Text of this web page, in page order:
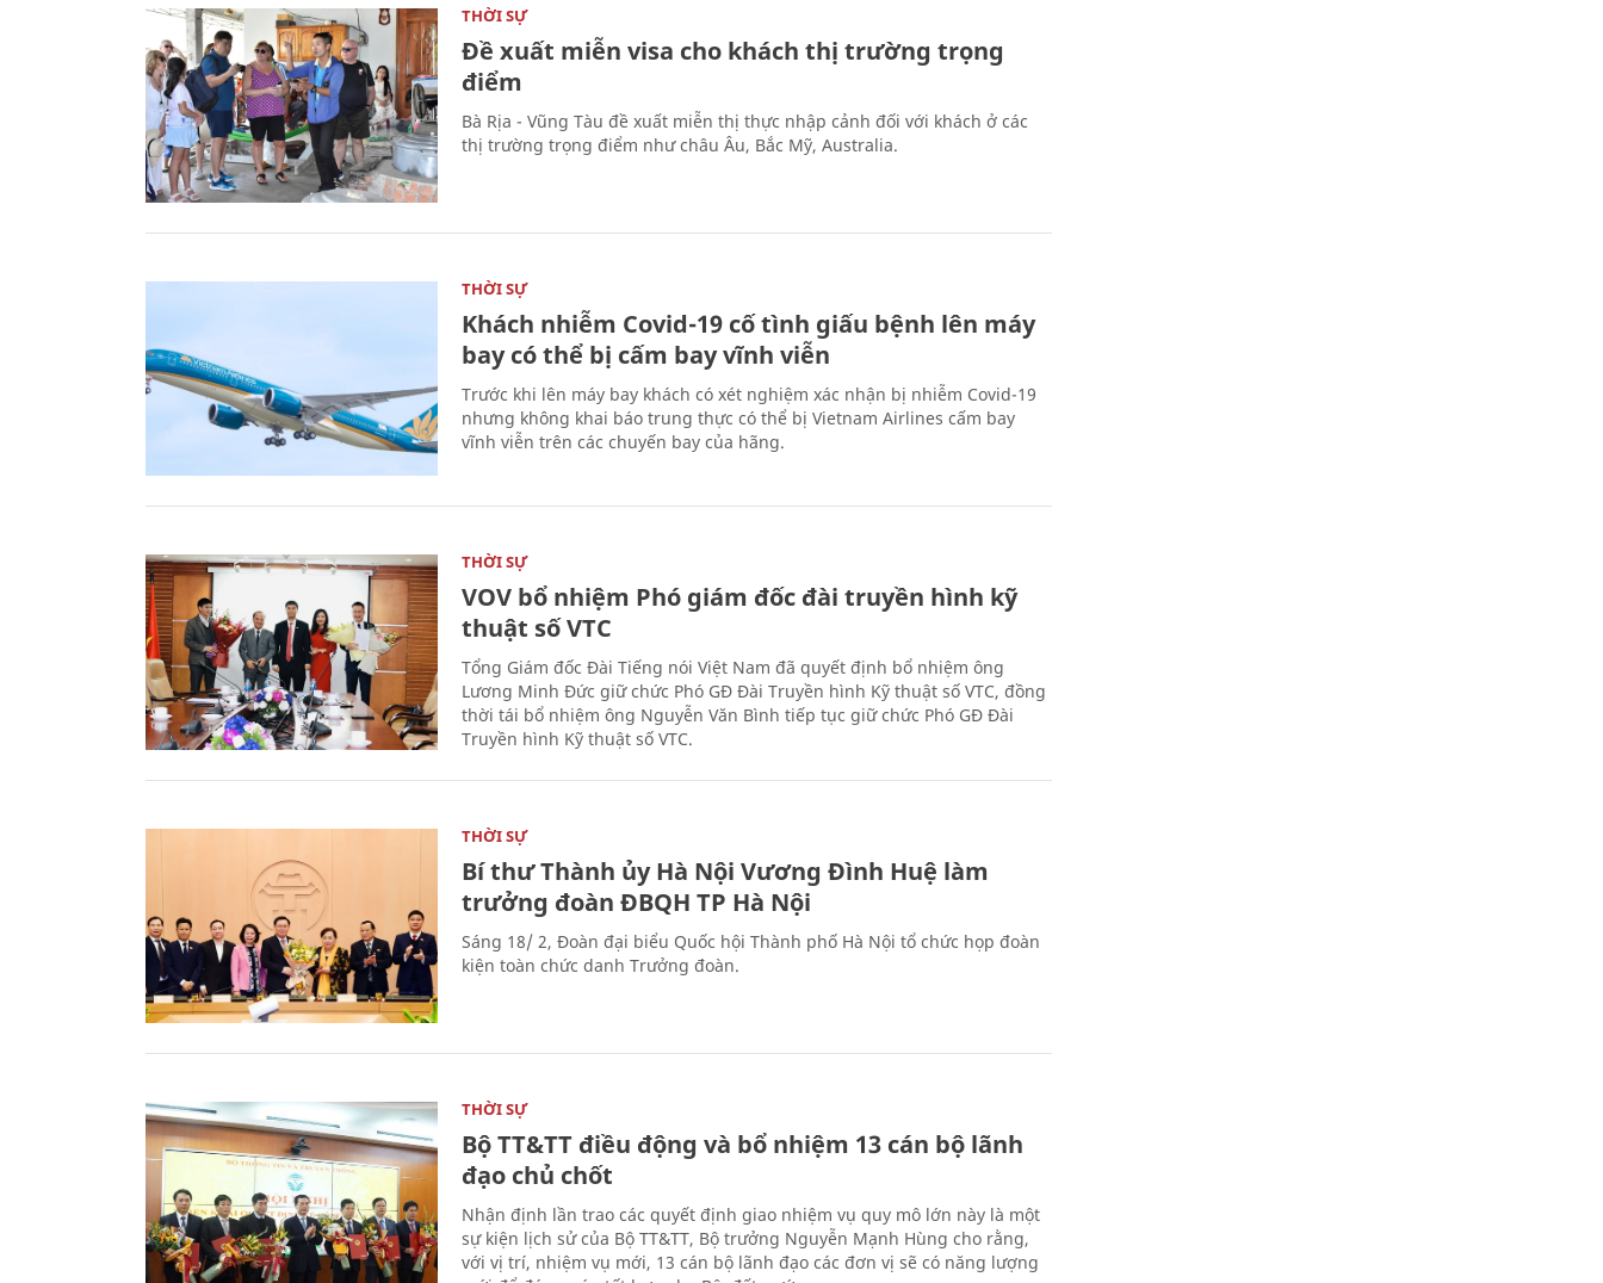
THỜI SỰ
Đề xuất miễn visa cho khách thị trường trọng
điểm
Bà Rịa - Vũng Tàu đề xuất miễn thị thực nhập cảnh đối với khách ở các
thị trường trọng điểm như châu Âu, Bắc Mỹ, Australia.
THỜI SỰ
Khách nhiễm Covid-19 cố tình giấu bệnh lên máy
bay có thể bị cấm bay vĩnh viễn
Trước khi lên máy bay khách có xét nghiệm xác nhận bị nhiễm Covid-19
nhưng không khai báo trung thực có thể bị Vietnam Airlines cấm bay
vĩnh viễn trên các chuyến bay của hãng.
THỜI SỰ
VOV bổ nhiệm Phó giám đốc đài truyền hình kỹ
thuật số VTC
Tổng Giám đốc Đài Tiếng nói Việt Nam đã quyết định bổ nhiệm ông
Lương Minh Đức giữ chức Phó GĐ Đài Truyền hình Kỹ thuật số VTC, đồng
thời tái bổ nhiệm ông Nguyễn Văn Bình tiếp tục giữ chức Phó GĐ Đài
Truyền hình Kỹ thuật số VTC.
THỜI SỰ
Bí thư Thành ủy Hà Nội Vương Đình Huệ làm
trưởng đoàn ĐBQH TP Hà Nội
Sáng 18/ 2, Đoàn đại biểu Quốc hội Thành phố Hà Nội tổ chức họp đoàn
kiện toàn chức danh Trưởng đoàn.
THỜI SỰ
Bộ TT&TT điều động và bổ nhiệm 13 cán bộ lãnh
đạo chủ chốt
Nhận định lần trao các quyết định giao nhiệm vụ quy mô lớn này là một
sự kiện lịch sử của Bộ TT&TT, Bộ trưởng Nguyễn Mạnh Hùng cho rằng,
với vị trí, nhiệm vụ mới, 13 cán bộ lãnh đạo các đơn vị sẽ có năng lượng